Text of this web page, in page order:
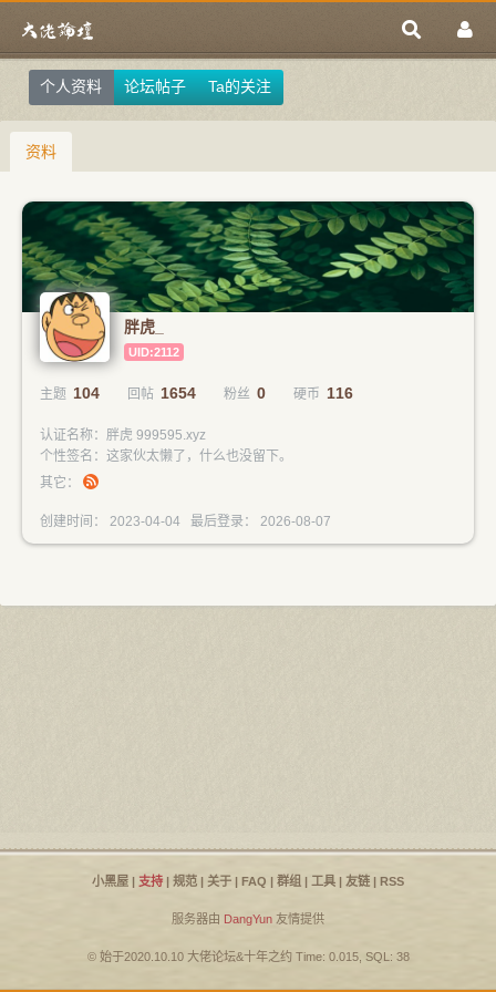
个人资料 论坛帖子 Ta的关注
资料
胖虎_
UID:2112
主题 104 回帖 1654 粉丝 0 硬币 116
认证名称：胖虎 999595.xyz
个性签名：这家伙太懒了，什么也没留下。
其它：
创建时间： 2023-04-04 最后登录： 2026-08-07
小黑屋 | 支持 | 规范 | 关于 | FAQ | 群组 | 工具 | 友链 | RSS
服务器由 DangYun 友情提供
© 始于2020.10.10 大佬论坛&十年之约Time: 0.015, SQL: 38